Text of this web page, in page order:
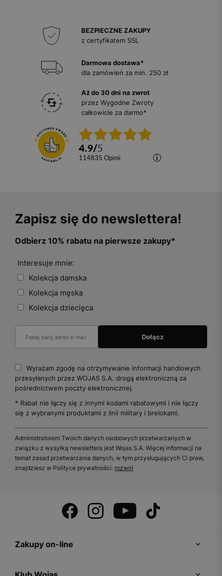
BEZPIECZNE ZAKUPY
z certyfikatem SSL
Darmowa dostawa*
dla zamówień za min. 250 zł
Aż do 30 dni na zwrot
przez Wygodne Zwroty
całkowicie za darmo*
4.9/5
114835 opinii
Zapisz się do newslettera!
Odbierz 10% rabatu na pierwsze zakupy*
Interesuje mnie:
Kolekcja damska
Kolekcja męska
Kolekcja dziecięca
Wyrażam zgodę na otrzymywanie informacji handlowych
przesyłanych przez WOJAS S.A. drogą elektroniczną za
pośrednictwem poczty elektronicznej.
* Rabat nie łączy się z innymi kodami rabatowymi i nie łączy
się z wybranymi produktami z linii military i brelokami.
Administratorem Twoich danych osobowych przetwarzanych w
związku z wysyłką newslettera jest Wojas S.A. Więcej informacji na
temat zasad przetwarzania danych, w tym przysługujących Ci praw,
znajdziesz w Polityce prywatności: rozwiń
Zakupy on-line